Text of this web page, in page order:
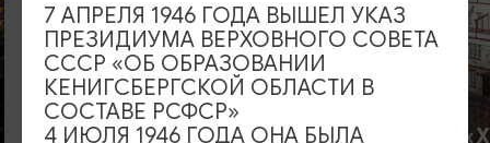
7 АПРЕЛЯ 1946 ГОДА ВЫШЕЛ УКАЗ
ПРЕЗИДИУМА ВЕРХОВНОГО СОВЕТА
СССР «ОБ ОБРАЗОВАНИИ
КЕНИГСБЕРГСКОЙ ОБЛАСТИ В
СОСТАВЕ РСФСР»
4 ИЮЛЯ 1946 ГОДА ОНА БЫЛА